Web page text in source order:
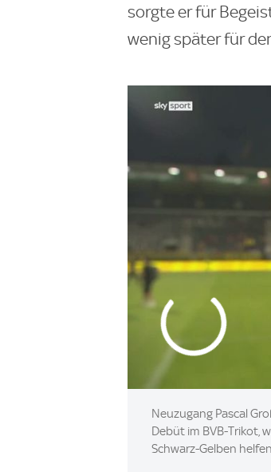
sorgte er für
wenig später für
Neuzugang Pascal
Debüt im BVB-Trikot,
Schwarz-Gelben